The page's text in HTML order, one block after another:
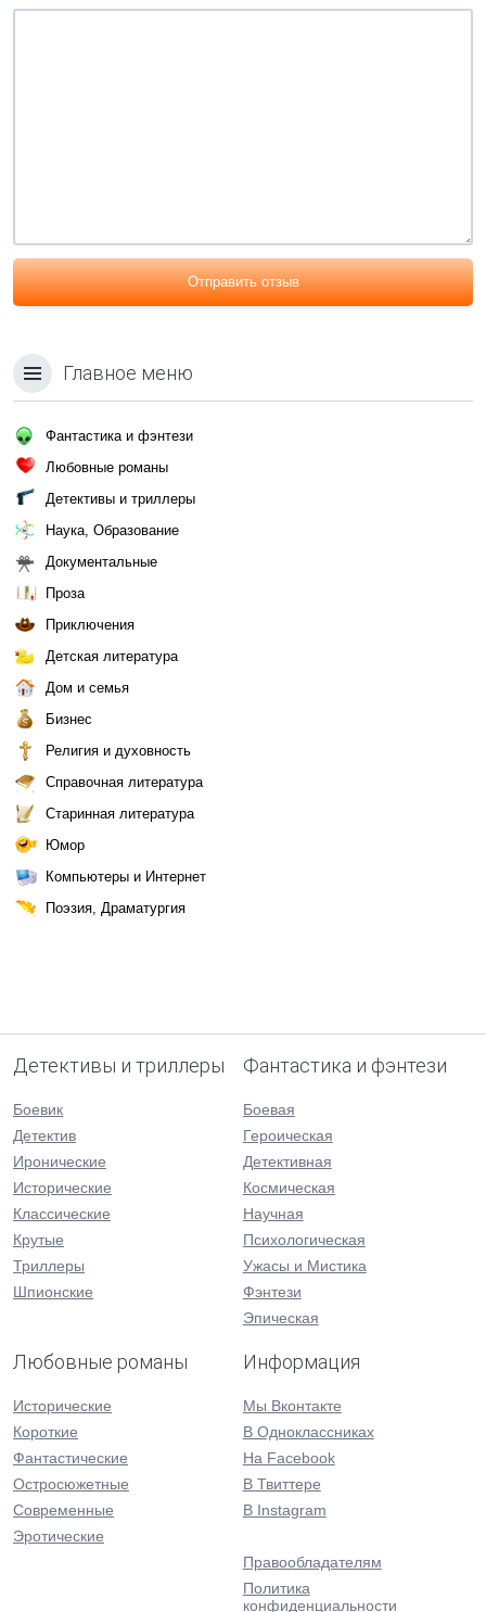
Отправить отзыв
Главное меню
Фантастика и фэнтези
Любовные романы
Детективы и триллеры
Наука, Образование
Документальные
Проза
Приключения
Детская литература
Дом и семья
Бизнес
Религия и духовность
Справочная литература
Старинная литература
Юмор
Компьютеры и Интернет
Поэзия, Драматургия
Детективы и триллеры
Боевик
Детектив
Иронические
Исторические
Классические
Крутые
Триллеры
Шпионские
Фантастика и фэнтези
Боевая
Героическая
Детективная
Космическая
Научная
Психологическая
Ужасы и Мистика
Фэнтези
Эпическая
Любовные романы
Исторические
Короткие
Фантастические
Остросюжетные
Современные
Эротические
Информация
Мы Вконтакте
В Одноклассниках
На Facebook
В Твиттере
В Instagram
Правообладателям
Политика
конфиденциальности